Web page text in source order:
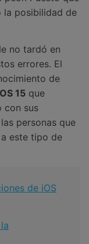
la posibilidad de
no tardó en
errores. El
de
15 que
con sus
personas que
este tipo de
de iOS